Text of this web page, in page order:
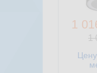
1
1